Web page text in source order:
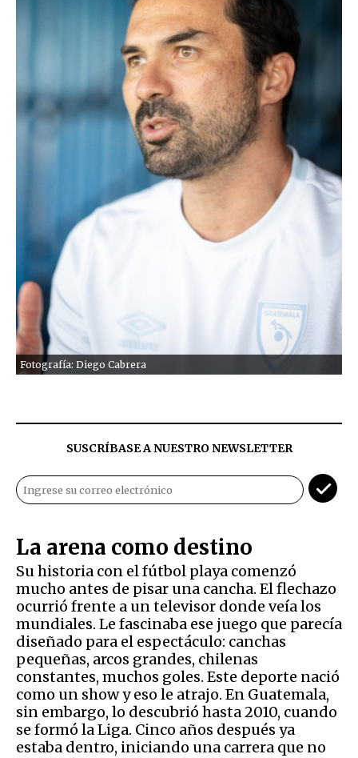
Fotografía: Diego Cabrera
SUSCRÍBASE A NUESTRO NEWSLETTER
La arena como destino
Su historia con el fútbol playa comenzó
mucho antes de pisar una cancha. El flechazo
ocurrió frente a un televisor donde veía los
mundiales. Le fascinaba ese juego que parecía
diseñado para el espectáculo: canchas
pequeñas, arcos grandes, chilenas
constantes, muchos goles. Este deporte nació
como un show y eso le atrajo. En Guatemala,
sin embargo, lo descubrió hasta 2010, cuando
se formó la Liga. Cinco años después ya
estaba dentro, iniciando una carrera que no